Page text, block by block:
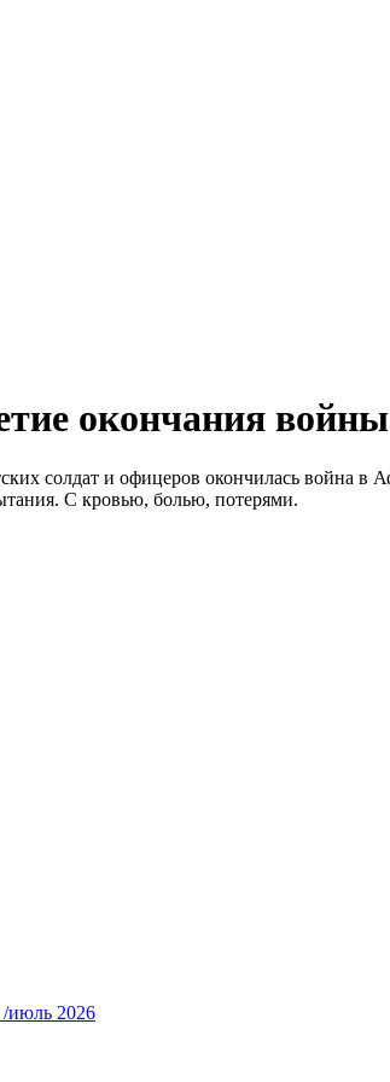
окончания войны
солдат и офицеров окончилась
С кровью, болью, потерями.
/июль 2026